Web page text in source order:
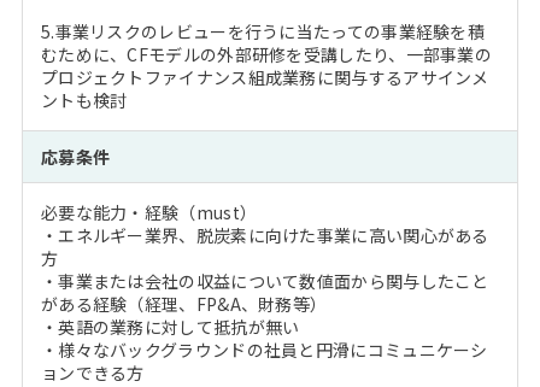
5.事業リスクのレビューを行うに当たっての事業経験を積
むために、CFモデルの外部研修を受講したり、一部事業の
プロジェクトファイナンス組成業務に関与するアサインメ
ントも検討
応募条件
必要な能力・経験（must）
・エネルギー業界、脱炭素に向けた事業に高い関心がある
方
・事業または会社の収益について数値面から関与したこと
がある経験（経理、FP&A、財務等）
・英語の業務に対して抵抗が無い
・様々なバックグラウンドの社員と円滑にコミュニケーシ
ョンできる方